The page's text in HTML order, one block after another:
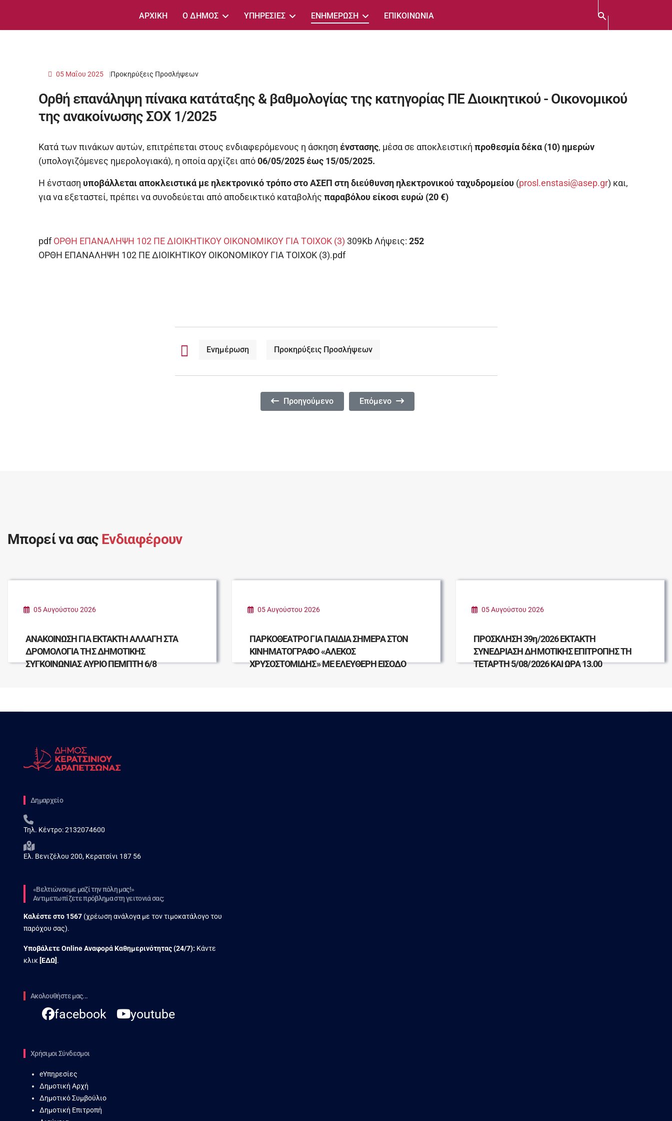
ΑΡΧΙΚΗ Ο ΔΗΜΟΣ ΥΠΗΡΕΣΙΕΣ ΕΝΗΜΕΡΩΣΗ ΕΠΙΚΟΙΝΩΝΙΑ
Προκηρύξεις Προσλήψεων
05 Μαΐου 2025
Ορθή επανάληψη πίνακα κατάταξης & βαθμολογίας της κατηγορίας ΠΕ Διοικητικού - Οικονομικού
της ανακοίνωσης ΣΟΧ 1/2025
Κατά των πινάκων αυτών, επιτρέπεται στους ενδιαφερόμενους η άσκηση ένστασης, μέσα σε αποκλειστική προθεσμία δέκα (10) ημερών
(υπολογιζόμενες ημερολογιακά), η οποία αρχίζει από06/05/2025 έως 15/05/2025.
Η ένσταση υποβάλλεται αποκλειστικά με ηλεκτρονικό τρόπο στο ΑΣΕΠ στη διεύθυνση ηλεκτρονικού ταχυδρομείου (prosl.enstasi@asep.gr) και,
για να εξεταστεί, πρέπει να συνοδεύεται από αποδεικτικό καταβολής παραβόλου είκοσι ευρώ (20 €)
pdf ΟΡΘΗ ΕΠΑΝΑΛΗΨΗ 102 ΠΕ ΔΙΟΙΚΗΤΙΚΟΥ ΟΙΚΟΝΟΜΙΚΟΥ ΓΙΑ ΤΟΙΧΟΚ (3) 309Kb Λήψεις: 252
ΟΡΘΗ ΕΠΑΝΑΛΗΨΗ 102 ΠΕ ΔΙΟΙΚΗΤΙΚΟΥ ΟΙΚΟΝΟΜΙΚΟΥ ΓΙΑ ΤΟΙΧΟΚ (3).pdf
Ενημέρωση Προκηρύξεις Προσλήψεων
Προηγούμενο Άρθρο: Αναμορφωμένος Πίνακας Κατάταξης Ειδικότητας ΔΕ Κηπουρών (ΚΩΔ. ΘΕΣΗΣ 110)
Προηγούμενο Επόμενο Άρθρο: Πίνακας Κατάταξης & Βαθμολογίας Και Απορριπτέων Της
Επόμενο
Μπορεί να σας Ενδιαφέρουν
05 Αυγούστου 2026
ΑΝΑΚΟΙΝΩΣΗ ΓΙΑ ΕΚΤΑΚΤΗ ΑΛΛΑΓΗ ΣΤΑ
ΔΡΟΜΟΛΟΓΙΑ ΤΗΣ ΔΗΜΟΤΙΚΗΣ
ΣΥΓΚΟΙΝΩΝΙΑΣ ΑΥΡΙΟ ΠΕΜΠΤΗ 6/8
05 Αυγούστου 2026
ΠΑΡΚΟΘΕΑΤΡΟ ΓΙΑ ΠΑΙΔΙΑ ΣΗΜΕΡΑ ΣΤΟΝ
ΚΙΝΗΜΑΤΟΓΡΑΦΟ «ΑΛΕΚΟΣ
ΧΡΥΣΟΣΤΟΜΙΔΗΣ» ΜΕ ΕΛΕΥΘΕΡΗ ΕΙΣΟΔΟ
05 Αυγούστου 2026
ΠΡΟΣΚΛΗΣΗ 39η/2026 ΕΚΤΑΚΤΗ
ΣΥΝΕΔΡΙΑΣΗ ΔΗΜΟΤΙΚΗΣ ΕΠΙΤΡΟΠΗΣ ΤΗ
ΤΕΤΑΡΤΗ 5/08/2026 ΚΑΙ ΩΡΑ 13.00
Δημαρχείο
Τηλ. Κέντρο:2132074600
Ελ. Βενιζέλου 200, Κερατσίνι 187 56
«Βελτιώνουμε μαζί την πόλη μας!»
Αντιμετωπίζετε πρόβλημα στη γειτονιά σας;
Καλέστε στο 1567 (χρέωση ανάλογα με τον τιμοκατάλογο του
παρόχου σας).
Υποβάλετε Online Αναφορά Kαθημερινότητας (24/7): Κάντε
κλικ [ΕΔΩ] .
Ακολουθήστε μας...
facebook youtube
Χρήσιμοι Σύνδεσμοι
eΥπηρεσίες
Δημοτική Αρχή
Δημοτικό Συμβούλιο
Δημοτική Επιτροπή